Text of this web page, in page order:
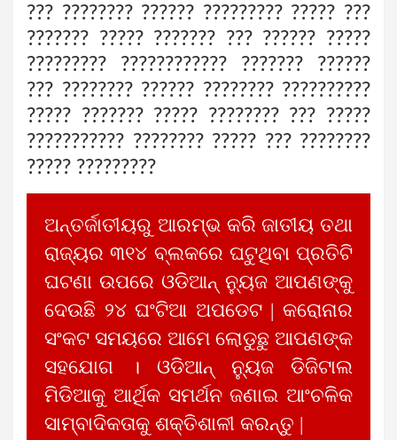
??? ???????? ?????? ????????? ????? ???
??????? ????? ??????? ??? ?????? ?????
????????? ???????????? ??????? ??????
??? ???????? ?????? ???????? ??????????
????? ??????? ????? ???????? ??? ?????
??????????? ???????? ????? ??? ????????
????? ?????????
ଅନ୍ତର୍ଜାତୀୟରୁ ଆରମ୍ଭ କରି ଜାତୀୟ ତଥା
ରାଜ୍ୟର ୩୧୪ ବ୍ଲକରେ ଘଟୁଥିବା ପ୍ରତିଟି
ଘଟଣା ଉପରେ ଓଡିଆନ୍ ନ୍ୟୁଜ ଆପଣଙ୍କୁ
ଦେଉଛି ୨୪ ଘଂଟିଆ ଅପଡେଟ | କରୋନାର
ସଂକଟ ସମୟରେ ଆମେ ଲୋଡୁଛୁ ଆପଣଙ୍କ
ସହଯୋଗ । ଓଡିଆନ୍ ନ୍ୟୁଜ ଡିଜିଟାଲ
ମିଡିଆକୁ ଆର୍ଥିକ ସମର୍ଥନ ଜଣାଇ ଆଂଚଳିକ
ସାମ୍ବାଦିକତାକୁ ଶକ୍ତିଶାଳୀ କରନ୍ତୁ |